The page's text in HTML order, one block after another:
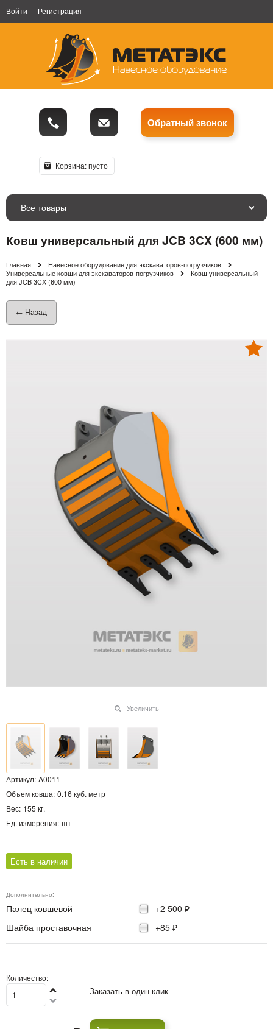
Войти Регистрация
Обратный звонок
Корзина:пусто
Все товары
Ковш универсальный для JCB 3CX (600 мм)
Главная
Навесное оборудование для экскаваторов-погрузчиков
Универсальные ковши для экскаваторов-погрузчиков
Ковш универсальный
для JCB 3CX (600 мм)
← Назад
Хит
Увеличить
Артикул: A0011
Объем ковша: 0.16 куб. метр
Вес: 155 кг.
Ед. измерения: шт
Есть в наличии
Дополнительно:
Палец ковшевой
+2 500 ₽
Шайба проставочная
+85 ₽
Количество:
Заказать в один клик